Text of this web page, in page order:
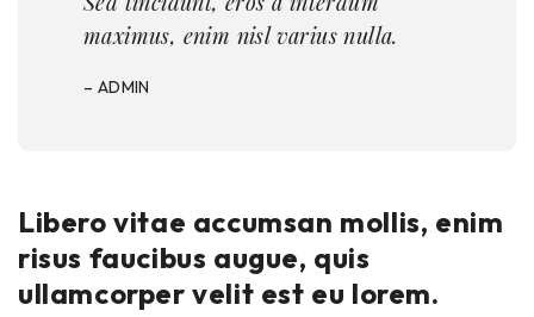
maximus, enim nisl varius nulla.
– ADMIN
Libero vitae accumsan mollis, enim
risus faucibus augue, quis
ullamcorper velit est eu lorem.